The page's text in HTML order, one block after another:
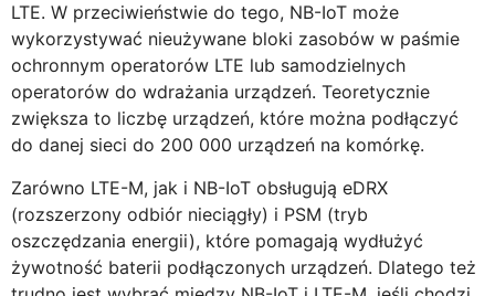
LTE. W przeciwieństwie do tego, NB-IoT może
wykorzystywać nieużywane bloki zasobów w paśmie
ochronnym operatorów LTE lub samodzielnych
operatorów do wdrażania urządzeń. Teoretycznie
zwiększa to liczbę urządzeń, które można podłączyć
do danej sieci do 200 000 urządzeń na komórkę.
Zarówno LTE-M, jak i NB-IoT obsługują eDRX
(rozszerzony odbiór nieciągły) i PSM (tryb
oszczędzania energii), które pomagają wydłużyć
żywotność baterii podłączonych urządzeń. Dlatego też